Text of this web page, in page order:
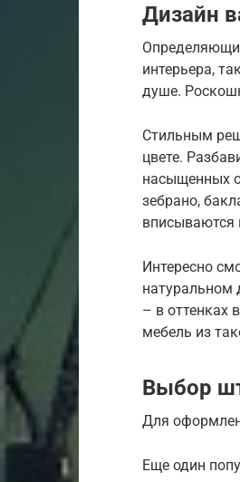
Дизайн
интерьера,
душе.
Стильным
цвете.
насыщенных
зебрано,
вписываются
Интересно
натуральном
– в оттенках
мебель из
Выбор
Для
Еще один